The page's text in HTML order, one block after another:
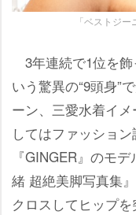
「ベストジ
3年連続で1位を飾
いう驚異の“9頭身”
ーン、三愛水着イ
してはファッション
『GINGER』のモ
緒 超絶美脚写真集
クロスしてヒップ